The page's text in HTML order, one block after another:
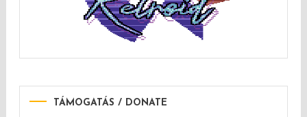
TÁMOGATÁS / DONATE